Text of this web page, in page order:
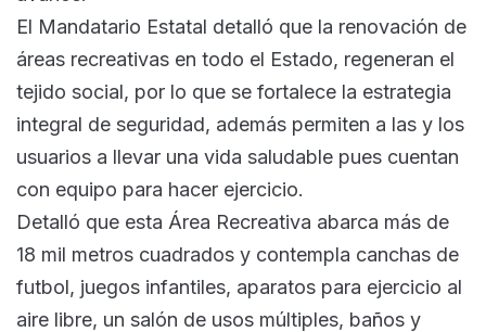
El Mandatario Estatal detalló que la renovación de
áreas recreativas en todo el Estado, regeneran el
tejido social, por lo que se fortalece la estrategia
integral de seguridad, además permiten a las y los
usuarios a llevar una vida saludable pues cuentan
con equipo para hacer ejercicio.
Detalló que esta Área Recreativa abarca más de
18 mil metros cuadrados y contempla canchas de
futbol, juegos infantiles, aparatos para ejercicio al
aire libre, un salón de usos múltiples, baños y